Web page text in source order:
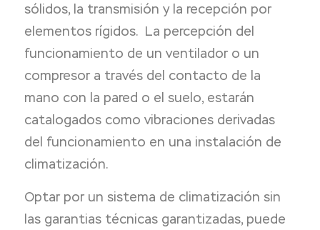
sólidos, la transmisión y la recepción por
elementos rígidos. La percepción del
funcionamiento de un ventilador o un
compresor a través del contacto de la
mano con la pared o el suelo, estarán
catalogados como vibraciones derivadas
del funcionamiento en una instalación de
climatización.
Optar por un sistema de climatización sin
las garantias técnicas garantizadas, puede